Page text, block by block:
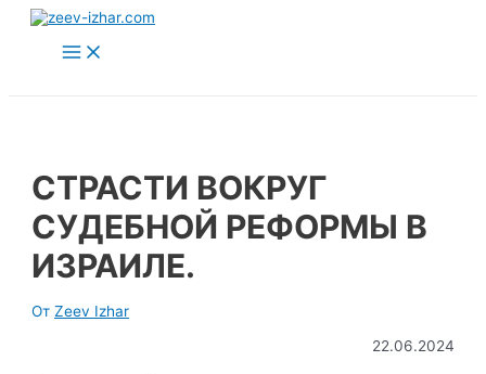
Перейти
содержимому
Main
Menu
СТРАСТИ ВОКРУГ
СУДЕБНОЙ РЕФОРМЫ В
ИЗРАИЛЕ.
От Zeev Izhar
22.06.2024